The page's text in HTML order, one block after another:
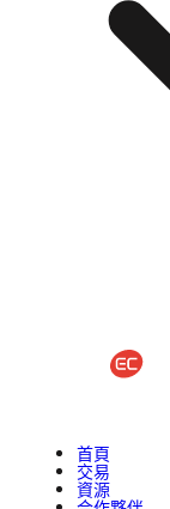
首頁
交易
資源